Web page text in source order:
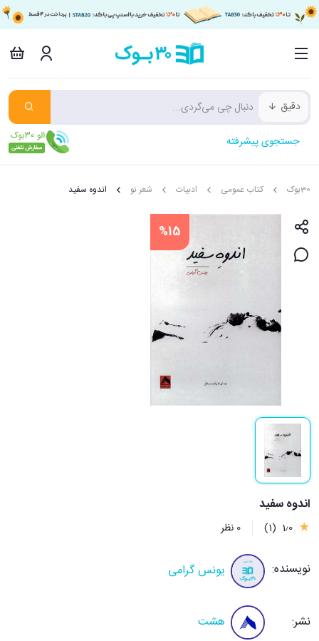
دقیق
جستجوی پیشرفته
30بوک کتاب عمومی ادبیات شعر نو اندوه سفید
%15
اندوه سفید
1٫0 (1) 0 نظر
نویسنده: یونس گرامی
نشر: هشت